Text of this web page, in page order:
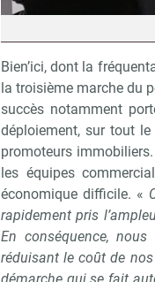
Bien’ici, dont la
la troisième marche du
succès notamment
déploiement, sur tout
promoteurs
les équipes
économique difficile. «
rapidement pris
En conséquence,
réduisant le coût de